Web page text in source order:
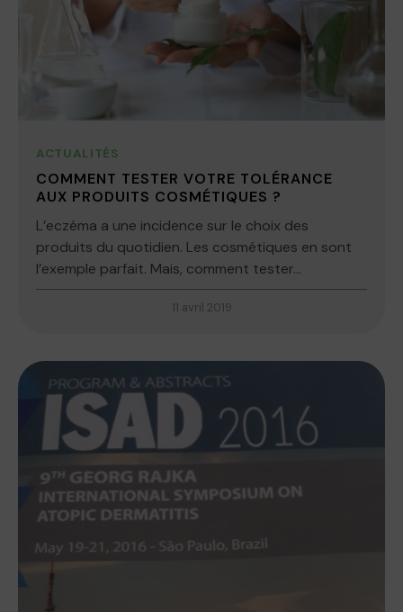
ACTUALITÉS
COMMENT TESTER VOTRE TOLÉRANCE
AUX PRODUITS COSMÉTIQUES ?
L’eczéma a une incidence sur le choix des
produits du quotidien. Les cosmétiques en sont
l’exemple parfait. Mais, comment tester...
11 avril 2019